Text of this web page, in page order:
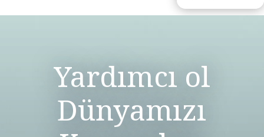
Yardımcı ol
Dünyamızı